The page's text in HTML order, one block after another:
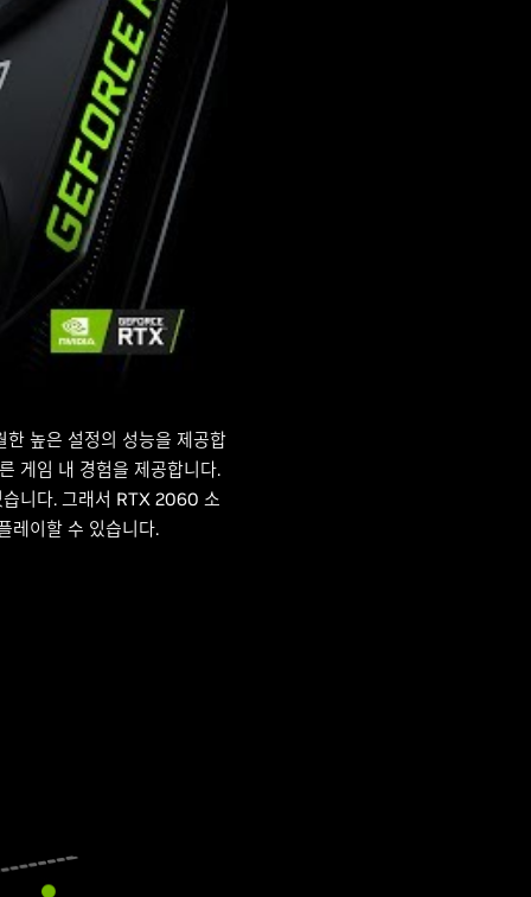
높은 설정의 성능을 제공합
게임 내 경험을 제공합니다.
니다. 그래서 RTX 2060 소
레이할 수 있습니다.